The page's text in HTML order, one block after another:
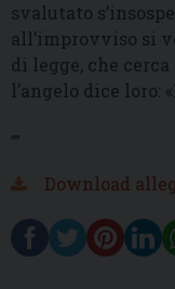
svalutato
all’improvviso si
di legge, che
l’angelo dice loro:
””
Download